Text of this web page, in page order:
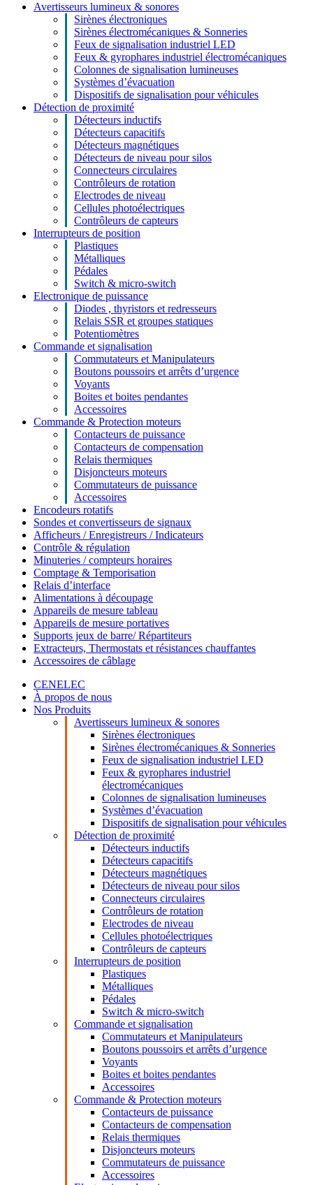
Avertisseurs lumineux & sonores
Sirènes électroniques
Sirènes électromécaniques & Sonneries
Feux de signalisation industriel LED
Feux & gyrophares industriel électromécaniques
Colonnes de signalisation lumineuses
Systèmes d’évacuation
Dispositifs de signalisation pour véhicules
Détection de proximité
Détecteurs inductifs
Détecteurs capacitifs
Détecteurs magnétiques
Détecteurs de niveau pour silos
Connecteurs circulaires
Contrôleurs de rotation
Electrodes de niveau
Cellules photoélectriques
Contrôleurs de capteurs
Interrupteurs de position
Plastiques
Métalliques
Pédales
Switch & micro-switch
Electronique de puissance
Diodes , thyristors et redresseurs
Relais SSR et groupes statiques
Potentiomètres
Commande et signalisation
Commutateurs et Manipulateurs
Boutons poussoirs et arrêts d’urgence
Voyants
Boites et boites pendantes
Accessoires
Commande & Protection moteurs
Contacteurs de puissance
Contacteurs de compensation
Relais thermiques
Disjoncteurs moteurs
Commutateurs de puissance
Accessoires
Encodeurs rotatifs
Sondes et convertisseurs de signaux
Afficheurs / Enregistreurs / Indicateurs
Contrôle & régulation
Minuteries / compteurs horaires
Comptage & Temporisation
Relais d’interface
Alimentations à découpage
Appareils de mesure tableau
Appareils de mesure portatives
Supports jeux de barre/ Répartiteurs
Extracteurs, Thermostats et résistances chauffantes
Accessoires de câblage
CENELEC
À propos de nous
Nos Produits
Avertisseurs lumineux & sonores
Sirènes électroniques
Sirènes électromécaniques & Sonneries
Feux de signalisation industriel LED
Feux & gyrophares industriel
électromécaniques
Colonnes de signalisation lumineuses
Systèmes d’évacuation
Dispositifs de signalisation pour véhicules
Détection de proximité
Détecteurs inductifs
Détecteurs capacitifs
Détecteurs magnétiques
Détecteurs de niveau pour silos
Connecteurs circulaires
Contrôleurs de rotation
Electrodes de niveau
Cellules photoélectriques
Contrôleurs de capteurs
Interrupteurs de position
Plastiques
Métalliques
Pédales
Switch & micro-switch
Commande et signalisation
Commutateurs et Manipulateurs
Boutons poussoirs et arrêts d’urgence
Voyants
Boites et boites pendantes
Accessoires
Commande & Protection moteurs
Contacteurs de puissance
Contacteurs de compensation
Relais thermiques
Disjoncteurs moteurs
Commutateurs de puissance
Accessoires